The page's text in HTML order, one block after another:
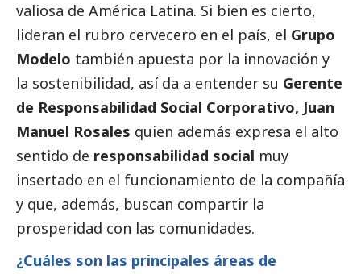
valiosa de América Latina. Si bien es cierto,
lideran el rubro cervecero en el país, el Grupo
Modelo también apuesta por la innovación y
la sostenibilidad, así da a entender su Gerente
de Responsabilidad Social Corporativo, Juan
Manuel Rosales quien además expresa el alto
sentido de responsabilidad social muy
insertado en el funcionamiento de la compañía
y que, además, buscan compartir la
prosperidad con las comunidades.
¿Cuáles son las principales áreas de